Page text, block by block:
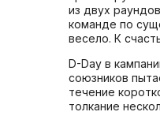
из двух
команде по
весело. К
D-Day в
союзников
течение
толкание